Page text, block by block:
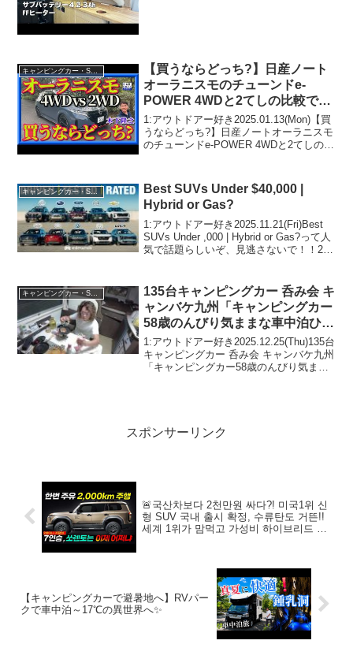
キャンピングカー・SUV人気車種
【買うならどっち?】日産ノート
オーラニスモのチューンドe-
POWER 4WDと2てしの比較で
す。木下隆之が最後にジャッジし
てますよ。
1:アウトドアー好き2025.01.13(Mon)【買
うならどっち?】日産ノートオーラニスモ
のチューンドe-POWER 4WDと2てしの比
さないで！！2:アウトドアー好...
キャンピングカー・SUV人気車種
Best SUVs Under $40,000 |
Hybrid or Gas?
1:アウトドアー好き2025.11.21(Fri)Best
SUVs Under ,000 | Hybrid or Gas?って人
気で話題らしいぞ、見逃さないで！！2:
135台キャンピングカー 呑み会 キ
ャンバケ九州「キャンピングカー
58歳のんびり気ままな車中泊ひと
り旅」
1:アウトドアー好き2025.12.25(Thu)135台
キャンピングカー 呑み会 キャンバケ九州
「キャンピングカー58歳のんびり気まま
スポンサーリンク
🚨국산차보다 2천만원 싸다?! 미국1위 신
형 SUV 국내 출시 확정, 수류탄도 거뜬!!
세계 1위가 맘먹고 가성비 하이브리드 출
【キャンピングカーで避暑地へ】RVパー
クで車中泊～17℃の異世界へ✨